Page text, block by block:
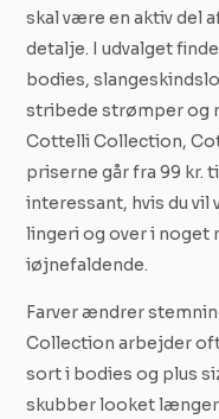
skal være en aktiv del
detalje. I udvalget
bodies,
stribede strømper og
Cottelli Collection,
priserne går fra 99 kr.
interessant, hvis du
lingeri og over i noget
iøjnefaldende.
Farver ændrer
Collection arbejder
sort i bodies og plus
skubber looket